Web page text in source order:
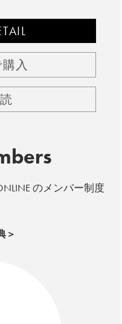
入
のメンバー制度
＞